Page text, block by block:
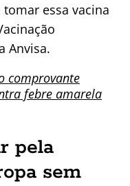
essa vacina
Anvisa.
comprovante
febre amarela
pela
sem